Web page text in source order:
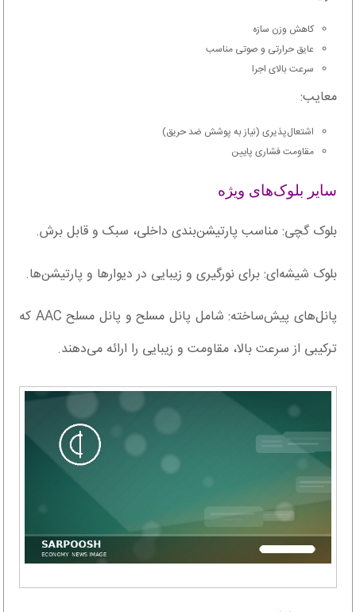
کاهش وزن سازه
عایق حرارتی و صوتی مناسب
سرعت بالای اجرا
معایب:
اشتعال‌پذیری (نیاز به پوشش ضد حریق)
مقاومت فشاری پایین
سایر بلوک‌های ویژه
بلوک گچی: مناسب پارتیشن‌بندی داخلی، سبک و قابل برش.
بلوک شیشه‌ای: برای نورگیری و زیبایی در دیوارها و پارتیشن‌ها.
پانل‌های پیش‌ساخته: شامل پانل مسلح و پانل مسلح AAC که
ترکیبی از سرعت بالا، مقاومت و زیبایی را ارائه می‌دهند.